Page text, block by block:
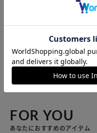
この商品
FOR YOU
あなたにおすすめのアイテム